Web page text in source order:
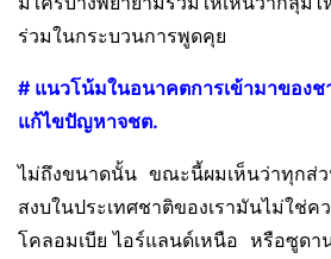
ร่วมในกระบวนการพูดคุย
# แนวโน้มในอนาคตการเข้ามาของ
แก้ไขปัญหาจชต.
ไม่ถึงขนาดนั้น ขณะนี้ผมเห็นว่าทุกส่ว
สงบในประเทศชาติของเรามันไม่ใช่ค
โคลอมเบีย ไอร์แลนด์เหนือ หรือซูดา